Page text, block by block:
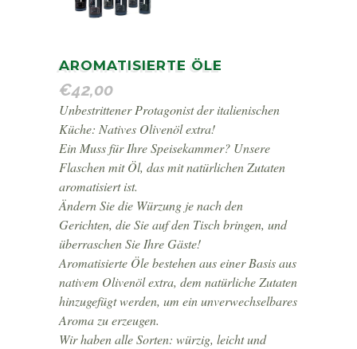
AROMATISIERTE ÖLE
€42,00
Unbestrittener Protagonist der italienischen
Küche: Natives Olivenöl extra!
Ein Muss für Ihre Speisekammer? Unsere
Flaschen mit Öl, das mit natürlichen Zutaten
aromatisiert ist.
Ändern Sie die Würzung je nach den
Gerichten, die Sie auf den Tisch bringen, und
überraschen Sie Ihre Gäste!
Aromatisierte Öle bestehen aus einer Basis aus
nativem Olivenöl extra, dem natürliche Zutaten
hinzugefügt werden, um ein unverwechselbares
Aroma zu erzeugen.
Wir haben alle Sorten: würzig, leicht und